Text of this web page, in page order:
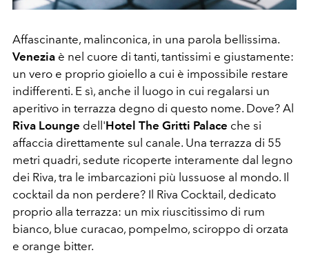
Affascinante, malinconica, in una parola bellissima.
Venezia è nel cuore di tanti, tantissimi e giustamente:
un vero e proprio gioiello a cui è impossibile restare
indifferenti. E sì, anche il luogo in cui regalarsi un
aperitivo in terrazza degno di questo nome. Dove? Al
Riva Lounge dell'Hotel The Gritti Palace che si
affaccia direttamente sul canale. Una terrazza di 55
metri quadri, sedute ricoperte interamente dal legno
dei Riva, tra le imbarcazioni più lussuose al mondo. Il
cocktail da non perdere? Il Riva Cocktail, dedicato
proprio alla terrazza: un mix riuscitissimo di rum
bianco, blue curacao, pompelmo, sciroppo di orzata
e orange bitter.